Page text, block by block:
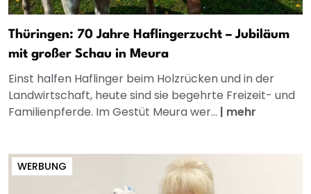
Thüringen: 70 Jahre Haflingerzucht – Jubiläum
mit großer Schau in Meura
Einst halfen Haflinger beim Holzrücken und in der
Landwirtschaft, heute sind sie begehrte Freizeit- und
Familienpferde. Im Gestüt Meura wer... | mehr
WERBUNG